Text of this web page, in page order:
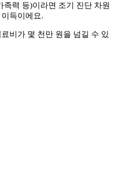
력 등)이라면 조기 진단 차원
득이에요.
비가 몇 천만 원을 넘길 수 있